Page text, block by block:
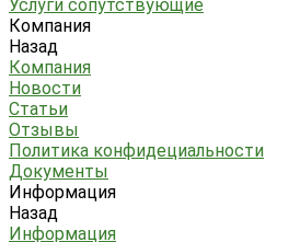
Услуги сопутствующие
Компания
Назад
Компания
Новости
Статьи
Отзывы
Политика конфидециальности
Документы
Информация
Назад
Информация